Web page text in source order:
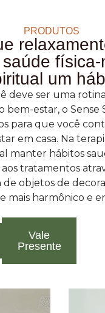
PRODUTOS
física-
um
deve ser uma
bem-estar, o Sense
para que você
em casa. Na
manter hábitos
tratamentos
de objetos de
mais harmônico e
Vale
Presente